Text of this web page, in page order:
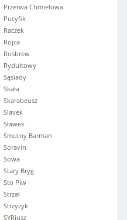
Przerwa Chmielowa
Pucyfik
Raczek
Rojca
Rosbrew
Rydułtowy
Sąsiady
Skała
Skarabeusz
Slavek
Sławek
Smutny Barman
Soravin
Sowa
Stary Bryg
Sto Piw
Strzał
Strzyżyk
SYRiusz